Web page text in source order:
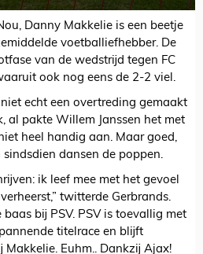
Danny Makkelie is een beetje
voetballiefhebber. De
van de wedstrijd tegen FC
ook nog eens de 2-2 viel.
echt een overtreding gemaakt
al pakte Willem Janssen het met
heel handig aan. Maar goed,
dansen de poppen.
ik leef mee met het gevoel
twitterde Gerbrands.
bij PSV. PSV is toevallig met
titelrace en blijft
Euhm.. Dankzij Ajax!